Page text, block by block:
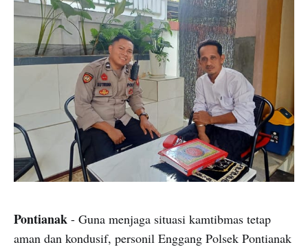
Pontianak - Guna menjaga situasi kamtibmas tetap
aman dan kondusif, personil Enggang Polsek Pontianak